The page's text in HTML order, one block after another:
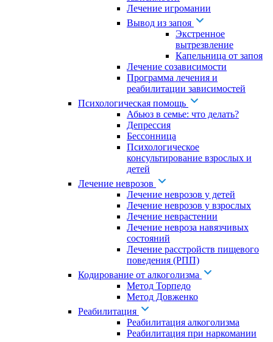
Лечение игромании
Вывод из запоя
Экстренное
вытрезвление
Капельница от запоя
Лечение созависимости
Программа лечения и
реабилитации зависимостей
Психологическая помощь
Абьюз в семье: что делать?
Депрессия
Бессонница
Психологическое
консультирование взрослых и
детей
Лечение неврозов
Лечение неврозов у детей
Лечение неврозов у взрослых
Лечение неврастении
Лечение невроза навязчивых
состояний
Лечение расстройств пищевого
поведения (РПП)
Кодирование от алкоголизма
Метод Торпедо
Метод Довженко
Реабилитация
Реабилитация алкоголизма
Реабилитация при наркомании